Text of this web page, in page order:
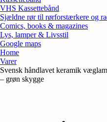
VHS Kassettebånd
Sjældne rør til rørforstærkere og
Comics, books & magazines
Lys, lamper & Livsstil
Google maps
Home
Varer
Svensk håndlavet keramik
– grøn skygge